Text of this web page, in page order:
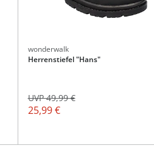
wonderwalk
Herrenstiefel "Hans"
25,99 €
UVP 49,99 €